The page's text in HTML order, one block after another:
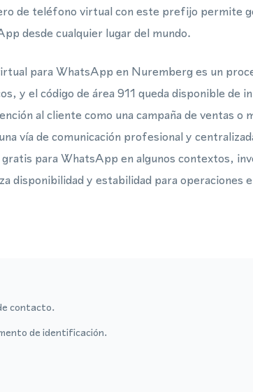
de teléfono virtual con este prefijo permite
desde cualquier lugar del mundo.
para WhatsApp en Nuremberg es un
y el código de área 911 queda disponible de
al cliente como una campaña de ventas o
vía de comunicación profesional y
para WhatsApp en algunos contextos,
disponibilidad y estabilidad para operaciones
contacto.
de identificación.